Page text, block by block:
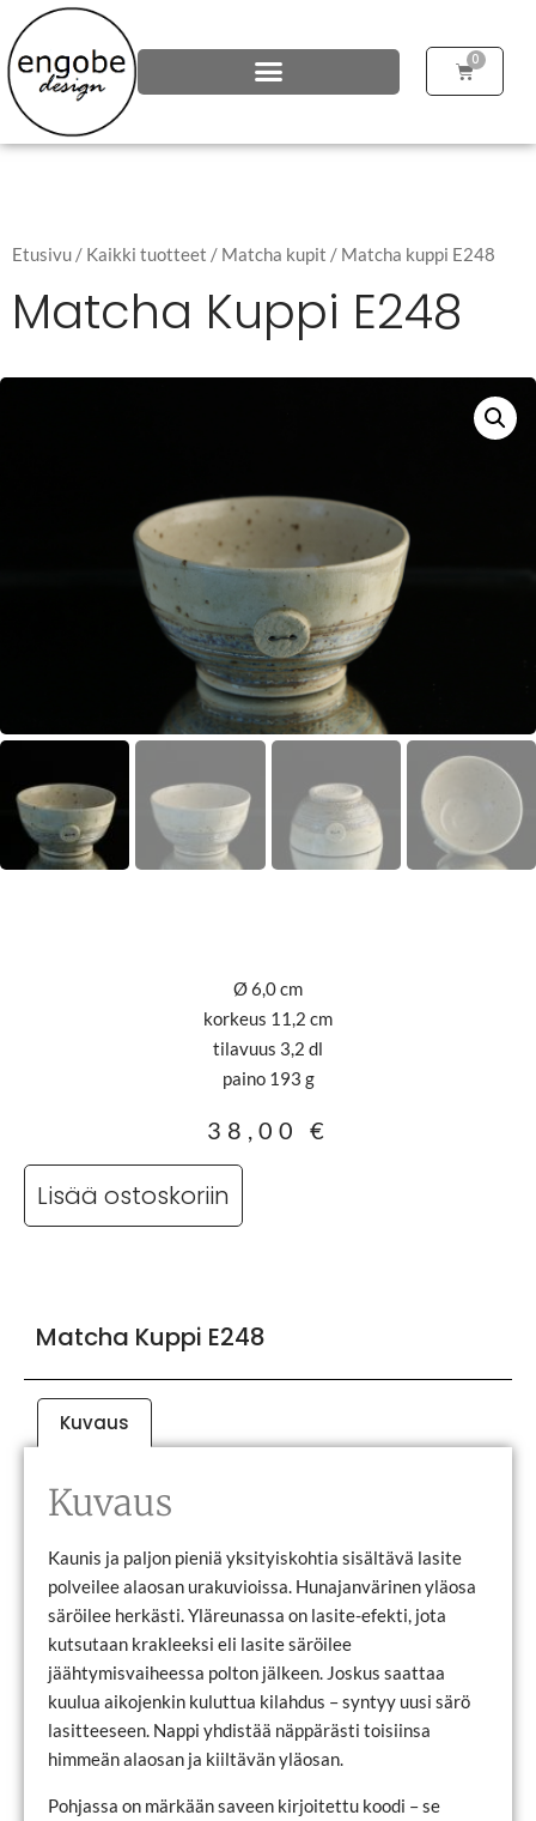
0
Etusivu / Kaikki tuotteet / Matcha kupit / Matcha kuppi E248
Matcha Kuppi E248
Ø 6,0 cm
korkeus 11,2 cm
tilavuus 3,2 dl
paino 193 g
38,00 €
Lisää ostoskoriin
Matcha Kuppi E248
Kuvaus
Kuvaus
Kaunis ja paljon pieniä yksityiskohtia sisältävä lasite
polveilee alaosan urakuvioissa. Hunajanvärinen yläosa
säröilee herkästi. Yläreunassa on lasite-efekti, jota
kutsutaan krakleeksi eli lasite säröilee
jäähtymisvaiheessa polton jälkeen. Joskus saattaa
kuulua aikojenkin kuluttua kilahdus – syntyy uusi särö
lasitteeseen. Nappi yhdistää näppärästi toisiinsa
himmeän alaosan ja kiiltävän yläosan.
Pohjassa on märkään saveen kirjoitettu koodi – se